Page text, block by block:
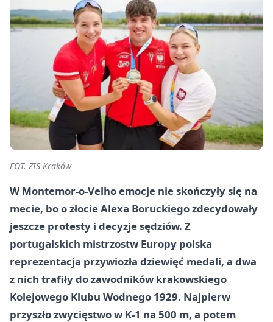
FOT. ZIS Kraków
W Montemor-o-Velho emocje nie skończyły się na
mecie, bo o złocie Alexa Boruckiego zdecydowały
jeszcze protesty i decyzje sędziów. Z
portugalskich mistrzostw Europy polska
reprezentacja przywiozła dziewięć medali, a dwa
z nich trafiły do zawodników krakowskiego
Kolejowego Klubu Wodnego 1929. Najpierw
przyszło zwycięstwo w K-1 na 500 m, a potem